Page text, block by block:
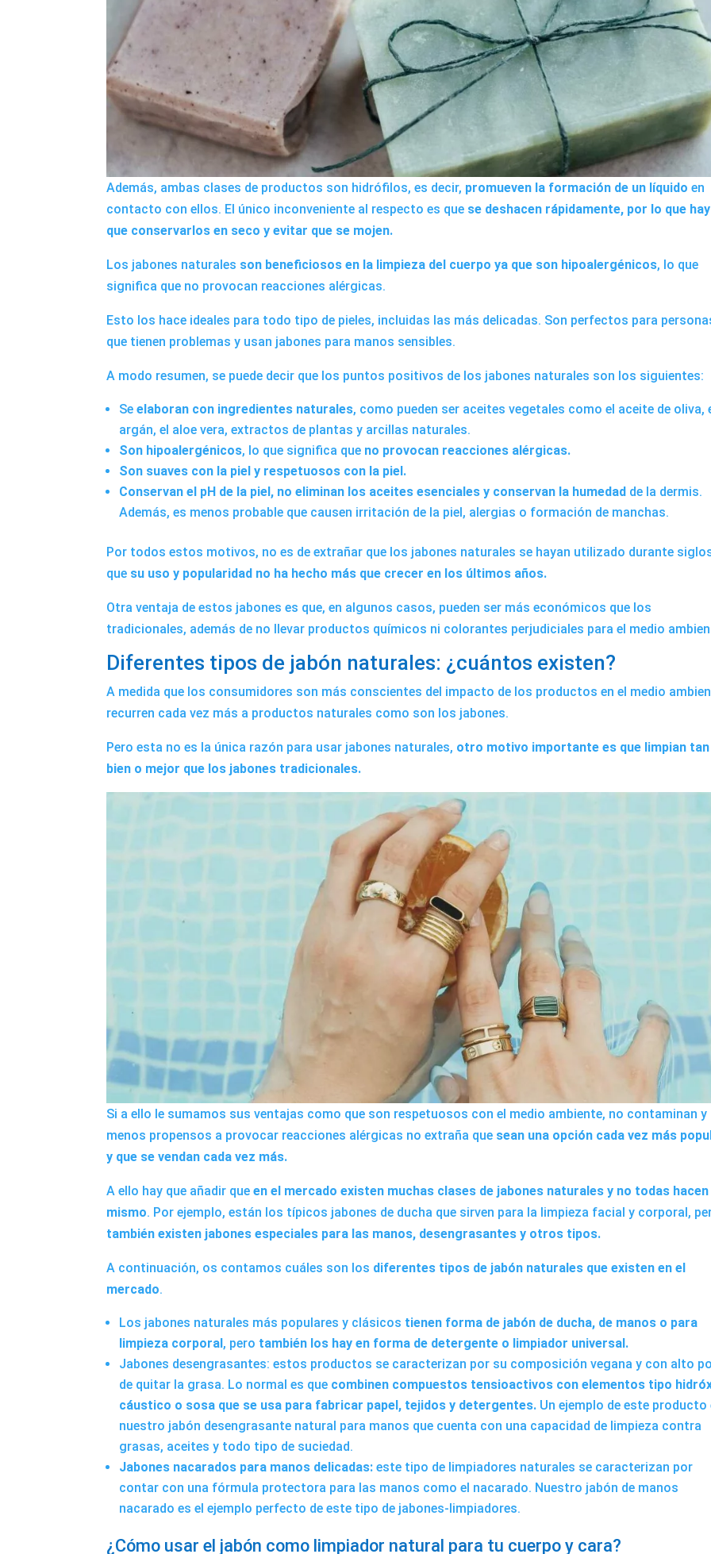
Además, ambas clases de productos son hidrófilos, es decir, promueven la formación de un líquido en
contacto con ellos. El único inconveniente al respecto es que se deshacen rápidamente, por lo que hay
que conservarlos en seco y evitar que se mojen.
Los jabones naturales son beneficiosos en la limpieza del cuerpo ya que son hipoalergénicos, lo que
significa que no provocan reacciones alérgicas.
Esto los hace ideales para todo tipo de pieles, incluidas las más delicadas. Son perfectos para
que tienen problemas y usan jabones para manos sensibles.
A modo resumen, se puede decir que los puntos positivos de los jabones naturales son los siguientes:
Seelaboran con ingredientes naturales, como pueden ser aceites vegetales como el aceite de oliva,
argán, el aloe vera, extractos de plantas y arcillas naturales.
Son hipoalergénicos, lo que significa que no provocan reacciones alérgicas.
Son suaves con la piel y respetuosos con la piel.
Conservan el pH de la piel, no eliminan los aceites esenciales y conservan la humedad de la dermis.
Además, es menos probable que causen irritación de la piel, alergias o formación de manchas.
Por todos estos motivos, no es de extrañar que los jabones naturales se hayan utilizado durante
que su uso y popularidad no ha hecho más que crecer en los últimos años.
Otra ventaja de estos jabones es que, en algunos casos, pueden ser más económicos que los
tradicionales, además de no llevar productos químicos ni colorantes perjudiciales para el medio
Diferentes tipos de jabón naturales: ¿cuántos existen?
A medida que los consumidores son más conscientes del impacto de los productos en el medio
recurren cada vez más a productos naturales como son los jabones.
Pero esta no es la única razón para usar jabones naturales, otro motivo importante es que limpian tan
bien o mejor que los jabones tradicionales.
Si a ello le sumamos sus ventajas como que son respetuosos con el medio ambiente, no contaminan y
menos propensos a provocar reacciones alérgicas no extraña que sean una opción cada vez más
y que se vendan cada vez más.
A ello hay que añadir queen el mercado existen muchas clases de jabones naturales y no todas
mismo. Por ejemplo, están los típicos jabones de ducha que sirven para la limpieza facial y corporal,
también existen jabones especiales para las manos, desengrasantes y otros tipos.
A continuación, os contamos cuáles son los diferentes tipos de jabón naturales que existen en el
mercado.
Los jabones naturales más populares y clásicos tienen forma de jabón de ducha, de manos o para
limpieza corporal , pero también los hay en forma de detergente o limpiador universal.
Jabones desengrasantes: estos productos se caracterizan por su composición vegana y con alto
de quitar la grasa. Lo normal es que combinen compuestos tensioactivos con elementos tipo
cáustico o sosa que se usa para fabricar papel, tejidos y detergentes. Un ejemplo de este producto
nuestro jabón desengrasante natural para manos que cuenta con una capacidad de limpieza contra
grasas, aceites y todo tipo de suciedad.
Jabones nacarados para manos delicadas:este tipo de limpiadores naturales se caracterizan por
contar con una fórmula protectora para las manos como el nacarado. Nuestro jabón de manos
nacarado es el ejemplo perfecto de este tipo de jabones-limpiadores.
¿Cómo usar el jabón como limpiador natural para tu cuerpo y cara?